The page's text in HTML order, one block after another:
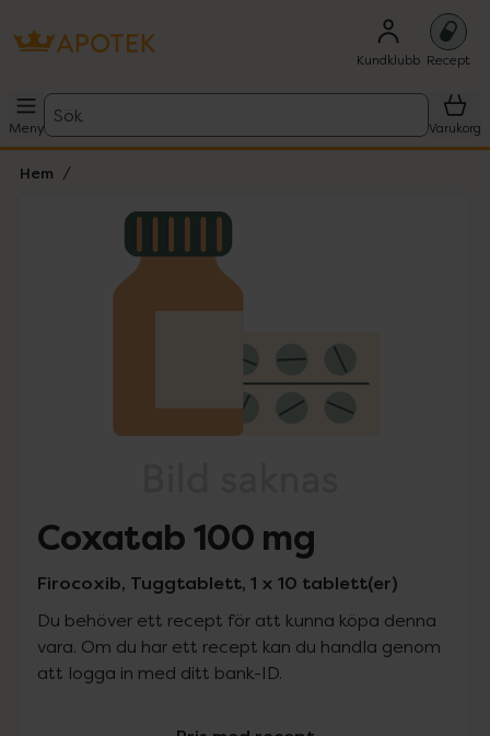
Kundklubb Recept
Meny
Sök
Varukorg
Hem
Lista: . Innehåller 1 objekt.
Coxatab 100 mg
Firocoxib, Tuggtablett, 1 x 10 tablett(er)
Du behöver ett recept för att kunna köpa denna
vara. Om du har ett recept kan du handla genom
att logga in med ditt bank-ID.